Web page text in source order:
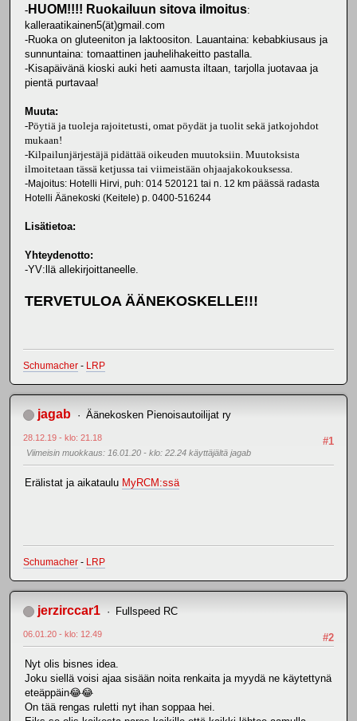
- HUOM!!!! Ruokailuun sitova ilmoitus:
kalleraatikainen5(ät)gmail.com
-Ruoka on gluteeniton ja laktoositon. Lauantaina: kebabkiusaus ja
sunnuntaina: tomaattinen jauhelihakeitto pastalla.
-Kisapäivänä kioski auki heti aamusta iltaan, tarjolla juotavaa ja
pientä purtavaa!
Muuta:
-Pöytiä ja tuoleja rajoitetusti, omat pöydät ja tuolit sekä jatkojohdot
mukaan!
-Kilpailunjärjestäjä pidättää oikeuden muutoksiin. Muutoksista
ilmoitetaan tässä ketjussa tai viimeistään ohjaajakokouksessa.
-Majoitus: Hotelli Hirvi, puh: 014 520121 tai n. 12 km päässä radasta
Hotelli Äänekoski (Keitele) p. 0400-516244
Lisätietoa:
Yhteydenotto:
-YV:llä allekirjoittaneelle.
TERVETULOA ÄÄNEKOSKELLE!!!
Schumacher - LRP
jagab Äänekosken Pienoisautoilijat ry
#1
28.12.19 - klo: 21.18
Viimeisin muokkaus: 16.01.20 - klo: 22.24 käyttäjältä jagab
Erälistat ja aikataulu MyRCM:ssä
Schumacher - LRP
jerzirccar1 Fullspeed RC
#2
06.01.20 - klo: 12.49
Nyt olis bisnes idea.
Joku siellä voisi ajaa sisään noita renkaita ja myydä ne käytettynä
eteäppäin😂😂
On tää rengas ruletti nyt ihan soppaa hei.